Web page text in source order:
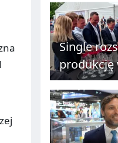
C
HSingle
produkcję